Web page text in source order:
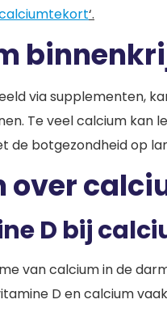
‘.
via supplementen,
Te veel calcium kan
de botgezondheid op
over
D bij
van calcium in de
D en calcium